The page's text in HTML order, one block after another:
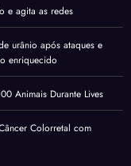
e agita as redes
urânio após ataques e
enriquecido
Animais Durante Lives
Colorretal com